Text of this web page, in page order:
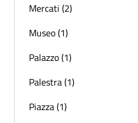
Mercati (2)
Museo (1)
Palazzo (1)
Palestra (1)
Piazza (1)